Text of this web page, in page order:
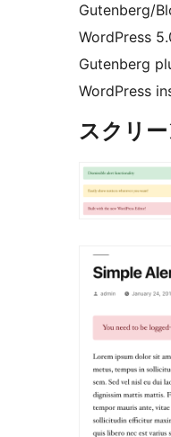
Gutenberg/
WordPress
Gutenberg
WordPress
スクリ